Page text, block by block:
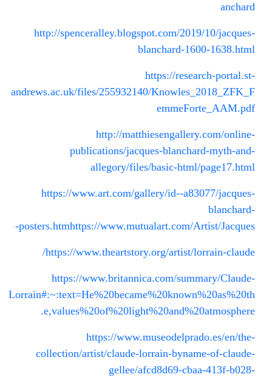
anchard
http://spenceralley.blogspot.com/2019/10/jacques-
blanchard-1600-1638.html
https://research-portal.st-
andrews.ac.uk/files/255932140/Knowles_2018_ZFK_F
emmeForte_AAM.pdf
http://matthiesengallery.com/online-
publications/jacques-blanchard-myth-and-
allegory/files/basic-html/page17.html
https://www.art.com/gallery/id--a83077/jacques-
blanchard-
posters.htmhttps://www.mutualart.com/Artist/Jacques-
https://www.theartstory.org/artist/lorrain-claude/
https://www.britannica.com/summary/Claude-
Lorrain#:~:text=He%20became%20known%20as%20th
e,values%20of%20light%20and%20atmosphere.
https://www.museodelprado.es/en/the-
collection/artist/claude-lorrain-byname-of-claude-
gellee/afcd8d69-cbaa-413f-b028-